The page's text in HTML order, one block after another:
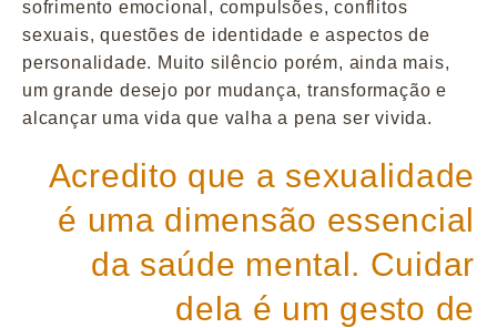
sofrimento emocional, compulsões, conflitos
sexuais, questões de identidade e aspectos de
personalidade. Muito silêncio porém, ainda mais,
um grande desejo por mudança, transformação e
alcançar uma vida que valha a pena ser vivida.
Acredito que a sexualidade
é uma dimensão essencial
da saúde mental. Cuidar
dela é um gesto de